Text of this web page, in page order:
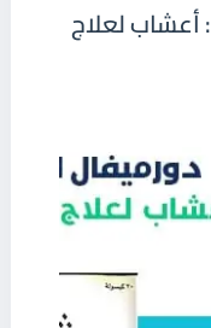
دورميفال كبسول Dormival : أعشاب لعلاج